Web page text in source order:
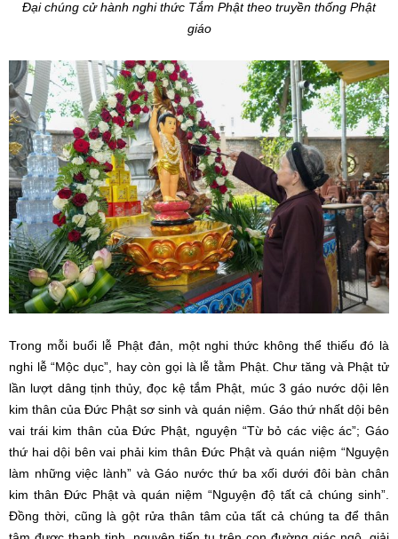
Đại chúng cử hành nghi thức Tắm Phật theo truyền thống Phật
giáo
Trong mỗi buổi lễ Phật đản, một nghi thức không thể thiếu đó là
nghi lễ “Mộc dục”, hay còn gọi là lễ tằm Phật. Chư tăng và Phật tử
lần lượt dâng tịnh thủy, đọc kệ tắm Phật, múc 3 gáo nước dội lên
kim thân của Đức Phật sơ sinh và quán niệm. Gáo thứ nhất dội bên
vai trái kim thân của Đức Phật, nguyện “Từ bỏ các việc ác”; Gáo
thứ hai dội bên vai phải kim thân Đức Phật và quán niệm “Nguyện
làm những việc lành” và Gáo nước thứ ba xối dưới đôi bàn chân
kim thân Đức Phật và quán niệm “Nguyện độ tất cả chúng sinh”.
Đồng thời, cũng là gột rửa thân tâm của tất cả chúng ta để thân